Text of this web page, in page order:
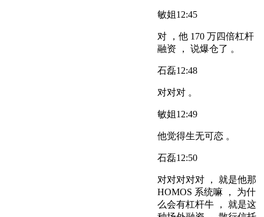
敏姐12:45
对 ，他 170 万四倍杠杆
融资 ， 说爆仓了 。
石磊12:48
对对对 。
敏姐12:49
他觉得生无可恋 。
石磊12:50
对对对对对 ， 就是他那
HOMOS 系统嘛 ， 为什
么会有杠杆牛 ， 就是这